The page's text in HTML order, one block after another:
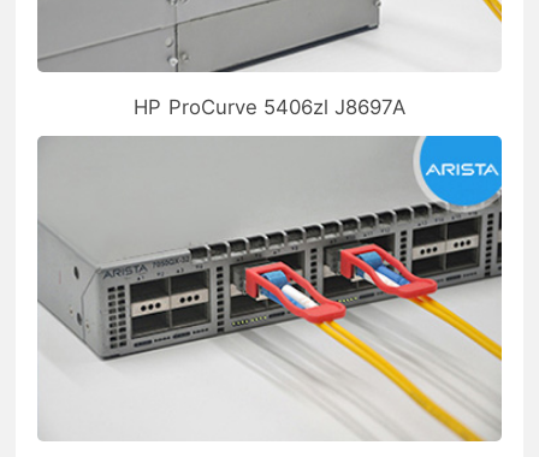
HP ProCurve 5406zl J8697A